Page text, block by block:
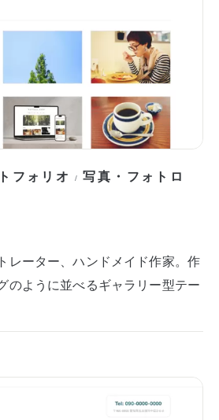
フォリオ /写真・フォトロ
レーター、ハンドメイド作家。作
のように並べるギャラリー型テー